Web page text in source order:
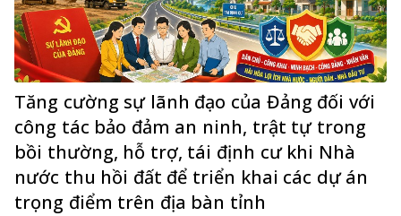
Tăng cường sự lãnh đạo của Đảng đối với
công tác bảo đảm an ninh, trật tự trong
bồi thường, hỗ trợ, tái định cư khi Nhà
nước thu hồi đất để triển khai các dự án
trọng điểm trên địa bàn tỉnh